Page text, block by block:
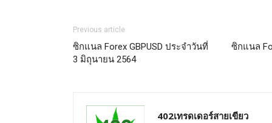
Previous article
ซิกแนล Forex GBPUSD ประจำวันที่
3 มิถุนายน 2564
ซิกแนล
402เทรดเดอร์สายเขียว